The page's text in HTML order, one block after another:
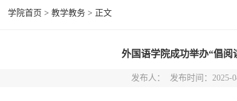
学院首页 > 教学教务 > 正文
外国语学院成功举办“倡阅
发布人： 发布时间：2025-